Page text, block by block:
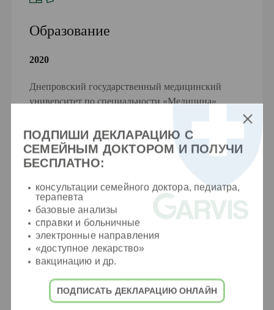
Образование
2020
Днепровский государственный медицинский
университет по специальности «Медицина»
2024
Специализация по направлению «Внутренние
болезни» Днепровский государственный
медицинский университет
2025
Специализация по направлению «Пульмонология»
Запорожский государственный медико-
фармацевтический университет
ПОДПИШИ ДЕКЛАРАЦИЮ С
СЕМЕЙНЫМ ДОКТОРОМ И ПОЛУЧИ
БЕСПЛАТНО:
консультации семейного доктора, педиатра,
терапевта
базовые анализы
справки и больничные
электронные направления
«доступное лекарство»
вакцинацию и др.
ПОДПИСАТЬ ДЕКЛАРАЦИЮ ОНЛАЙН